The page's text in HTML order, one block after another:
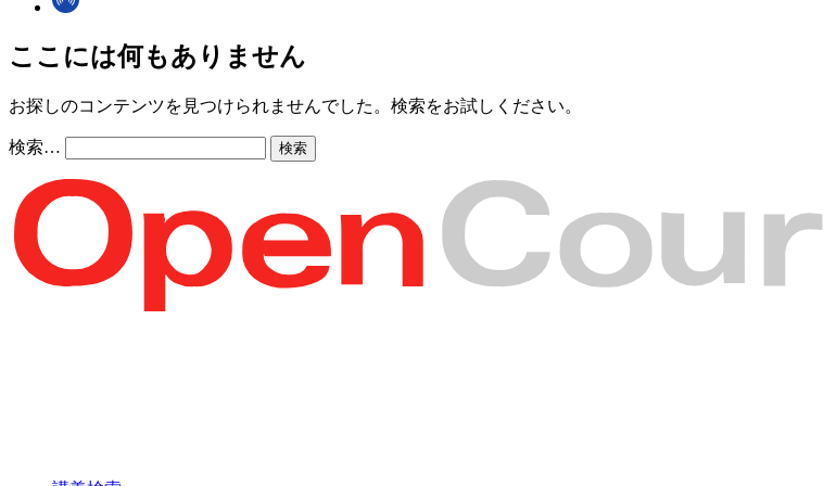
ここには何もありません
お探しのコンテンツを見つけられませんでした。検索をお試しください。
検索…